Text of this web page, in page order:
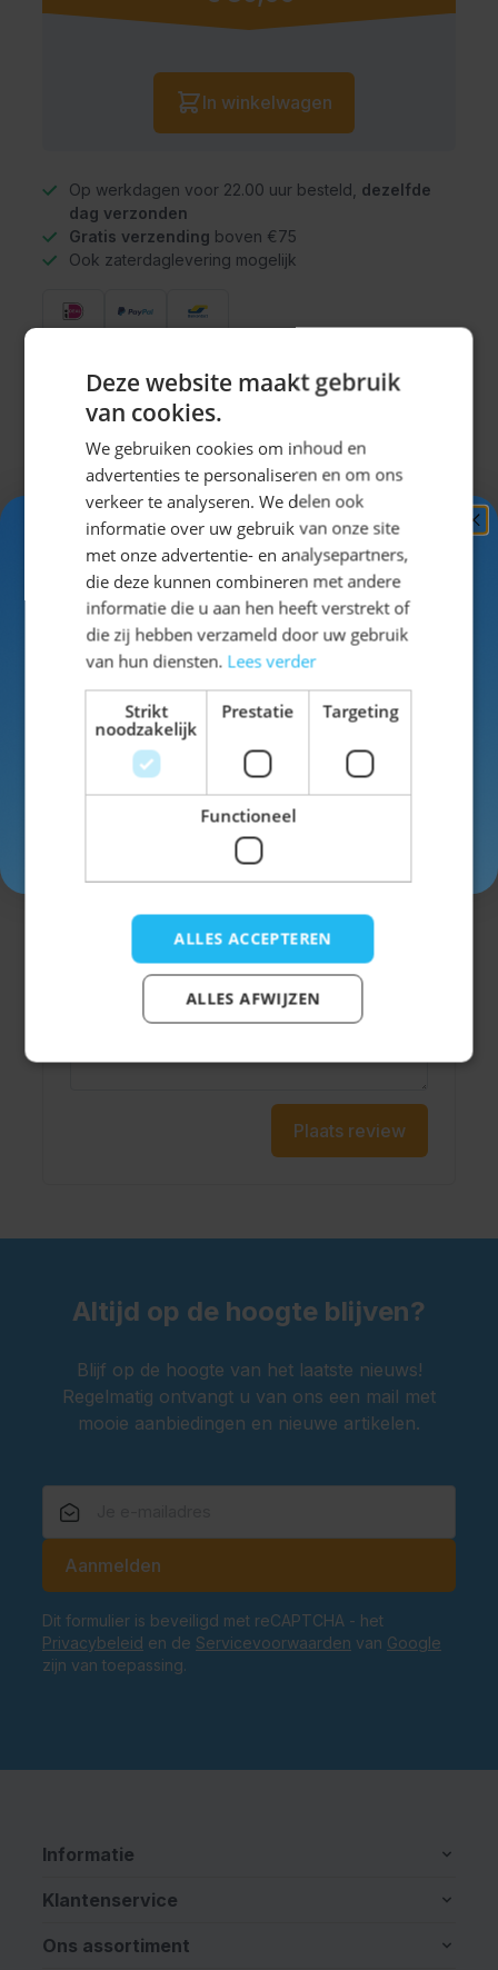
Vanaf:
Aantal
In winkelwagen
Op werkdagen voor 22.00 uur besteld, dezelfde
dag verzonden
Gratis verzending boven €75
Ook zaterdaglevering mogelijk
Specificaties
SKU 14_83656
Man/Vrouw Vrouw
Kleur roze
Schrijf een review
Je beoordeling:
Onderwerp
Schrijf je review hier...
Plaats review
Altijd op de hoogte blijven?
Blijf op de hoogte van het laatste nieuws!
Regelmatig ontvangt u van ons een mail met
mooie aanbiedingen en nieuwe artikelen.
Aanmelden
Dit formulier is beveiligd met reCAPTCHA - het
Privacybeleid en de Servicevoorwaarden van Google
zijn van toepassing.
Informatie
Klantenservice
Ons assortiment
Deze website maakt gebruik
van cookies.
We gebruiken cookies om inhoud en
advertenties te personaliseren en om ons
verkeer te analyseren. We delen ook
informatie over uw gebruik van onze site
met onze advertentie- en analysepartners,
die deze kunnen combineren met andere
informatie die u aan hen heeft verstrekt of
die zij hebben verzameld door uw gebruik
van hun diensten. Lees verder
Strikt
noodzakelijk
Prestatie Targeting
Functioneel
ALLES ACCEPTEREN
ALLES AFWIJZEN
Ontvang5%
KORTING!
Schrijf je nuin voor de nieuwsbrief en ontvang toegang
tot exclusieve kortingen!
Voor- en achternaam
Inschrijven